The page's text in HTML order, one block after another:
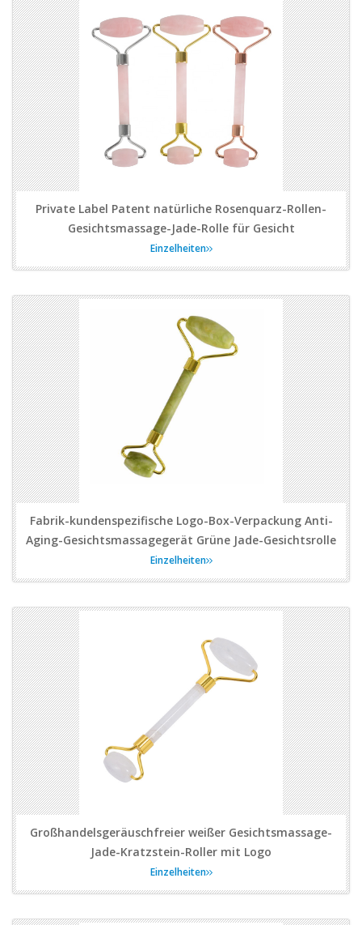
Private Label Patent natürliche Rosenquarz-Rollen-
Gesichtsmassage-Jade-Rolle für Gesicht
Einzelheiten
Fabrik-kundenspezifische Logo-Box-Verpackung Anti-
Aging-Gesichtsmassagegerät Grüne Jade-Gesichtsrolle
Einzelheiten
Großhandelsgeräuschfreier weißer Gesichtsmassage-
Jade-Kratzstein-Roller mit Logo
Einzelheiten